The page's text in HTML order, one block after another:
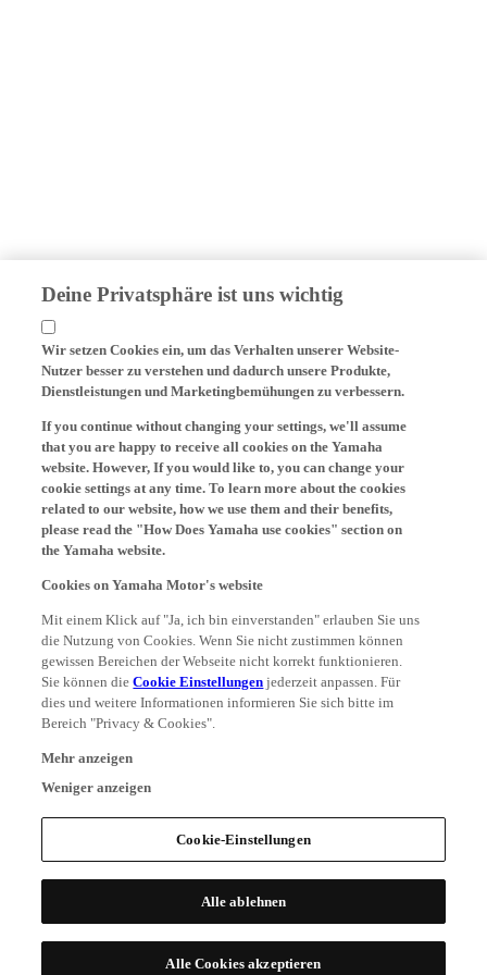
Deine Privatsphäre ist uns wichtig
Wir setzen Cookies ein, um das Verhalten unserer Website-
Nutzer besser zu verstehen und dadurch unsere Produkte,
Dienstleistungen und Marketingbemühungen zu verbessern.
If you continue without changing your settings, we'll assume
that you are happy to receive all cookies on the Yamaha
website. However, If you would like to, you can change your
cookie settings at any time. To learn more about the cookies
related to our website, how we use them and their benefits,
please read the "How Does Yamaha use cookies" section on
the Yamaha website.
Cookies on Yamaha Motor's website
Mit einem Klick auf "Ja, ich bin einverstanden" erlauben Sie uns
die Nutzung von Cookies. Wenn Sie nicht zustimmen können
gewissen Bereichen der Webseite nicht korrekt funktionieren.
Sie können dieCookie Einstellungen jederzeit anpassen. Für
dies und weitere Informationen informieren Sie sich bitte im
Bereich "Privacy & Cookies".
Mehr anzeigen
Weniger anzeigen
Cookie-Einstellungen
Alle ablehnen
Alle Cookies akzeptieren